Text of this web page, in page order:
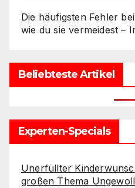
Die häufigsten Fehler
wie du sie vermeidest –
Beliebteste Artikel
Experten-Specials
Unerfüllter
großen Thema